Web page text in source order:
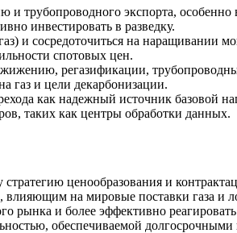
трубопроводного экспорта,
инвестировать в разведку.
и сосредоточиться на наращивании
спотовых цен.
регазификации,
газ и цели декарбонизации.
как надежный источник базовой
таких как центры обработки данных.
ценообразования и
на мировые поставки газа и
и более эффективно
обеспечиваемой